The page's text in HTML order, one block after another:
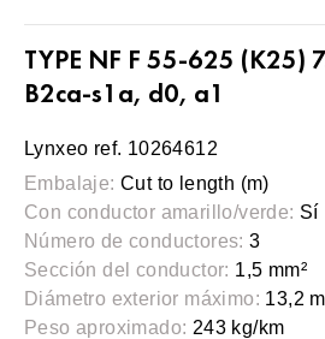
TYPE NF F 55-625 (K25)
B2ca-s1a, d0, a1
Lynxeo ref. 10264612
Embalaje: Cut to length (m)
Con conductor amarillo/verde: Sí
Número de conductores: 3
Sección del conductor: 1,5 mm²
Diámetro exterior máximo: 13,2
Peso aproximado: 243 kg/km